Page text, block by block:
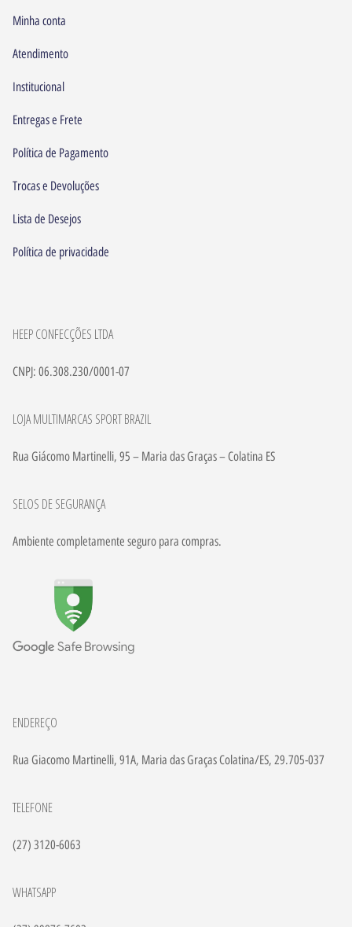
Minha conta
Atendimento
Institucional
Entregas e Frete
Política de Pagamento
Trocas e Devoluções
Lista de Desejos
Política de privacidade
HEEP CONFECÇÕES LTDA
CNPJ: 06.308.230/0001-07
LOJA MULTIMARCAS SPORT BRAZIL
Rua Giácomo Martinelli, 95 – Maria das Graças – Colatina ES
SELOS DE SEGURANÇA
Ambiente completamente seguro para compras.
ENDEREÇO
Rua Giacomo Martinelli, 91A, Maria das Graças Colatina/ES, 29.705-037
TELEFONE
(27) 3120-6063
WHATSAPP